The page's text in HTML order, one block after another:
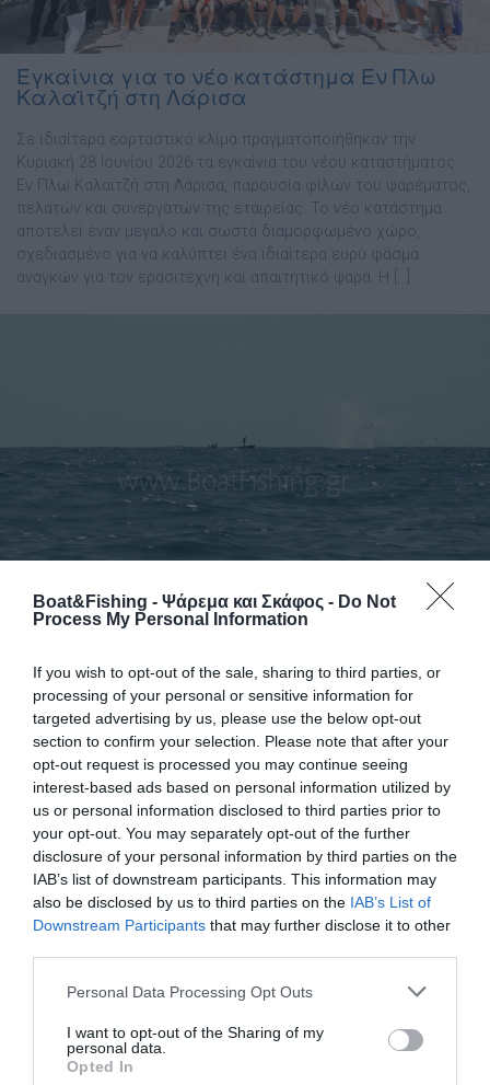
Boat&Fishing - Ψάρεμα και Σκάφος - Do Not
Process My Personal Information
If you wish to opt-out of the sale, sharing to third parties, or
processing of your personal or sensitive information for
targeted advertising by us, please use the below opt-out
section to confirm your selection. Please note that after your
opt-out request is processed you may continue seeing
interest-based ads based on personal information utilized by
us or personal information disclosed to third parties prior to
your opt-out. You may separately opt-out of the further
disclosure of your personal information by third parties on the
IAB’s list of downstream participants. This information may
also be disclosed by us to third parties on the IAB’s List of
Downstream Participants that may further disclose it to other
Personal Data Processing Opt Outs
I want to opt-out of the Sharing of my
personal data.
Opted In
Εγκαίνια για το νέο κατάστημα Εν Πλω
Καλαϊτζή στη Λάρισα
Σε ιδιαίτερα εορταστικό κλίμα πραγματοποιήθηκαν την
Κυριακή 28 Ιουνίου 2026 τα εγκαίνια του νέου καταστήματος
Εν Πλω Καλαϊτζή στη Λάρισα, παρουσία φίλων του ψαρέματος,
πελατών και συνεργατών της εταιρείας. Το νέο κατάστημα
αποτελεί έναν μεγάλο και σωστά διαμορφωμένο χώρο,
σχεδιασμένο για να καλύπτει ένα ιδιαίτερα ευρύ φάσμα
αναγκών για τον ερασιτέχνη και απαιτητικό ψαρά. Η […]
Αλεξανδρινή
Το Λιμενικό έσπευσε στο σημείο αλλά οι δράστες πρόλαβαν
να εξαφανιστούν. Ασυνείδητοι εξολοθρευτές ψαριών,
κατ΄επίφαση ψαράδες, λυμαίνονται την περιοχή Στομίου –
Αλεξανδρινής χρησιμοποιώντας ακόμα και δυναμίτη
προκαλώντας τεράστια ζημιά στους ψαρότοπους. Μας το
καταγγέλλουν κάτοικοι της περιοχής οι οποίοι ειδοποίησαν
πρόσφατα το Λιμενικό για παρέα αγνώστων οι οποίοι ψάρευαν
με την μέθοδο «λαμπούτα» και συνέχισαν […]